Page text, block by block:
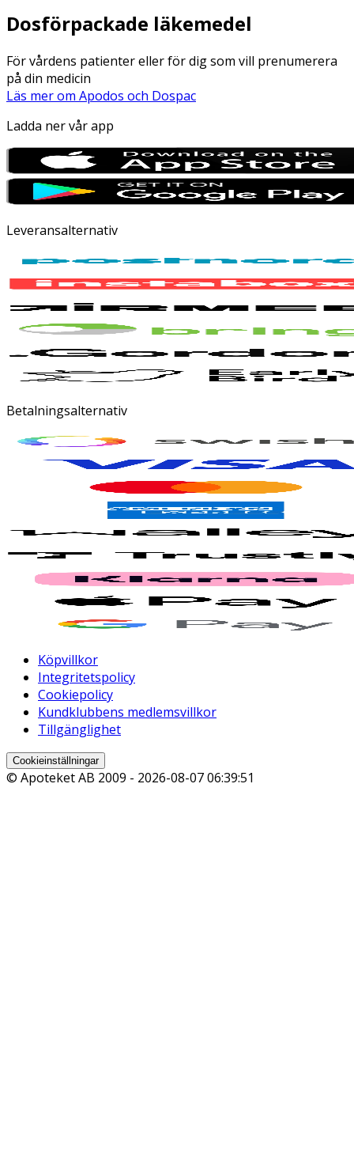
Dosförpackade läkemedel
För vårdens patienter eller för dig som vill prenumerera
på din medicin
Läs mer om Apodos och Dospac
Ladda ner vår app
Leveransalternativ
Betalningsalternativ
Köpvillkor
Integritetspolicy
Cookiepolicy
Kundklubbens medlemsvillkor
Tillgänglighet
Cookieinställningar
© Apoteket AB 2009 - 2026-08-07 06:39:51